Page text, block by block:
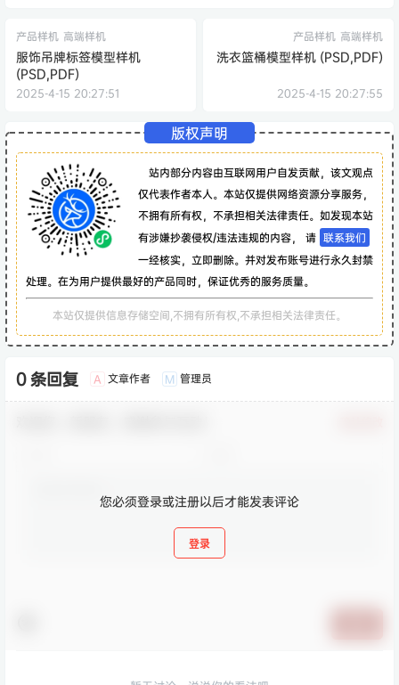
产品样机 高端样机
服饰吊牌标签模型样机
(PSD,PDF)
2025-4-15 20:27:51
产品样机 高端样机
洗衣篮桶模型样机 (PSD,PDF)
2025-4-15 20:27:55
版权声明
站内部分内容由互联网用户自发贡献，该文观点
仅代表作者本人。本站仅提供网络资源分享服务，
不拥有所有权，不承担相关法律责任。如发现本站
有涉嫌抄袭侵权/违法违规的内容， 请 联系我们
一经核实，立即删除。并对发布账号进行永久封禁
处理。在为用户提供最好的产品同时，保证优秀的服务质量。
本站仅提供信息存储空间,不拥有所有权,不承担相关法律责任。
0 条回复 A 文章作者 M 管理员
您必须登录或注册以后才能发表评论
登录